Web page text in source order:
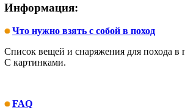
Информация:
Что нужно взять с собой в поход
Список вещей и снаряжения для похода в
С картинками.
FAQ